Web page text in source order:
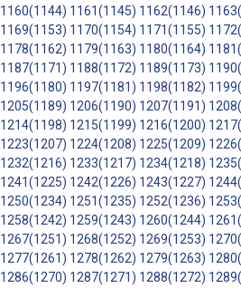
1160(1144) 1161(1145) 1162(1146)
1169(1153) 1170(1154) 1171(1155)
1178(1162) 1179(1163) 1180(1164)
1187(1171) 1188(1172) 1189(1173)
1196(1180) 1197(1181) 1198(1182)
1205(1189) 1206(1190) 1207(1191)
1214(1198) 1215(1199) 1216(1200)
1223(1207) 1224(1208) 1225(1209)
1232(1216) 1233(1217) 1234(1218)
1241(1225) 1242(1226) 1243(1227)
1250(1234) 1251(1235) 1252(1236)
1258(1242) 1259(1243) 1260(1244)
1267(1251) 1268(1252) 1269(1253)
1277(1261) 1278(1262) 1279(1263)
1286(1270) 1287(1271) 1288(1272)